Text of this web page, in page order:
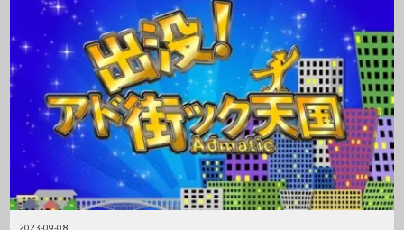
2023-09-08